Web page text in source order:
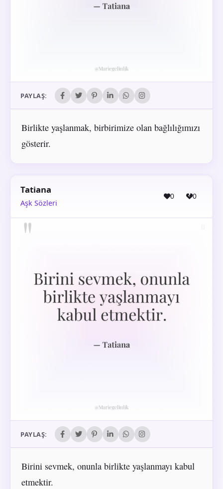
PAYLAŞ:
Birlikte yaşlanmak, birbirimize olan bağlılığımızı
gösterir.
Tatiana
Aşk Sözleri
0 0
PAYLAŞ:
Birini sevmek, onunla birlikte yaşlanmayı kabul
etmektir.